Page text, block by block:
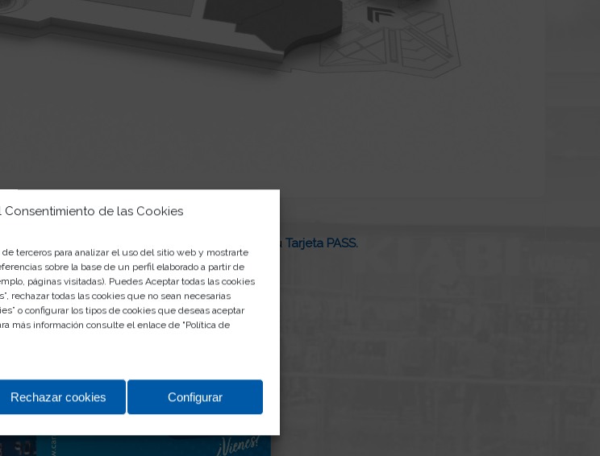
Consentimiento de las Cookies
terceros para analizar el uso del sitio web y mostrarte
sobre la base de un perfil elaborado a partir de
páginas visitadas). Puedes Aceptar todas las cookies
rechazar todas las cookies que no sean necesarias
o configurar los tipos de cookies que deseas aceptar
más información consulte el enlace de "Política de
Rechazar cookies Configurar
o pagar con tu Tarjeta PASS.
VER LA OFERTA